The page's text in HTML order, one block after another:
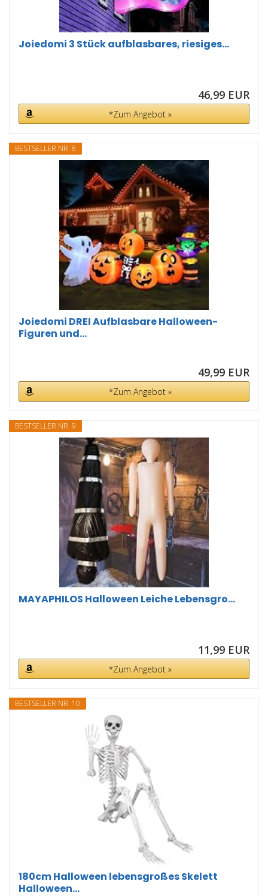
Joiedomi 3 Stück aufblasbares, riesiges...
46,99 EUR
*Zum Angebot »
BESTSELLER NR. 8
Joiedomi DREI Aufblasbare Halloween-
Figuren und...
49,99 EUR
*Zum Angebot »
BESTSELLER NR. 9
MAYAPHILOS Halloween Leiche Lebensgro...
11,99 EUR
*Zum Angebot »
BESTSELLER NR. 10
180cm Halloween lebensgroßes Skelett
Halloween...